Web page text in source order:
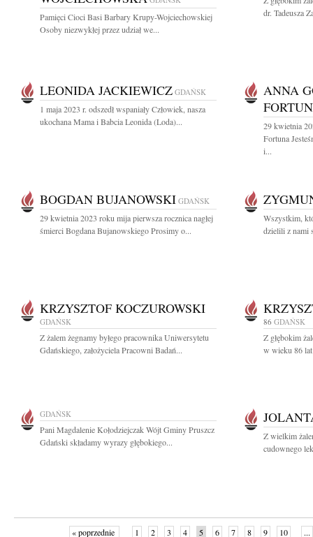
Pamięci Cioci Basi Barbary Krupy-Wojciechowskiej
Osoby niezwykłej przez udział we...
dr. Tadeusza
LEONIDA JACKIEWICZ GDAŃSK
1 maja 2023 r. odszedł wspaniały Człowiek, nasza
ukochana Mama i Babcia Leonida (Loda)...
ANNA
29 kwietnia
Fortuna
i...
BOGDAN BUJANOWSKI GDAŃSK
29 kwietnia 2023 roku mija pierwsza rocznica nagłej
śmierci Bogdana Bujanowskiego Prosimy o...
Wszystkim,
dzielili z nami
KRZYSZTOF KOCZUROWSKI
GDAŃSK
Z żalem żegnamy byłego pracownika Uniwersytetu
Gdańskiego, założyciela Pracowni Badań...
86 GDAŃSK
Z głębokim
w wieku 86 lat
GDAŃSK
Pani Magdalenie Kołodziejczak Wójt Gminy Pruszcz
Gdański składamy wyrazy głębokiego...
Z wielkim
cudownego
« poprzednie 1 2 3 4 5 6 7 8 9 10 ...